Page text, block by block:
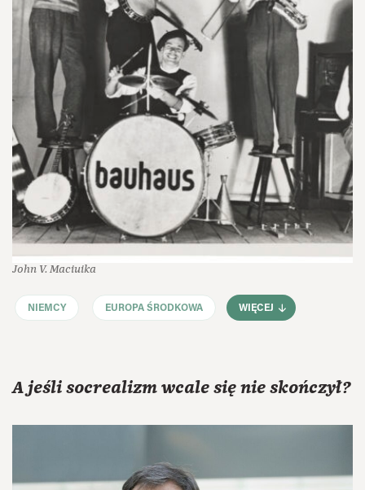
John V. Maciuika
NIEMCY EUROPA ŚRODKOWA WIĘCEJ
A jeśli socrealizm wcale się nie skończył?